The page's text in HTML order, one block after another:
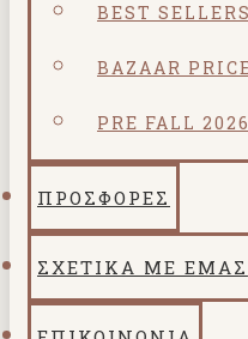
BEST SELLERS
BAZAAR
PRE FALL 2026
ΠΡΟΣΦΟΡΕΣ
ΣΧΕΤΙΚΑ ΜΕ ΕΜΑΣ